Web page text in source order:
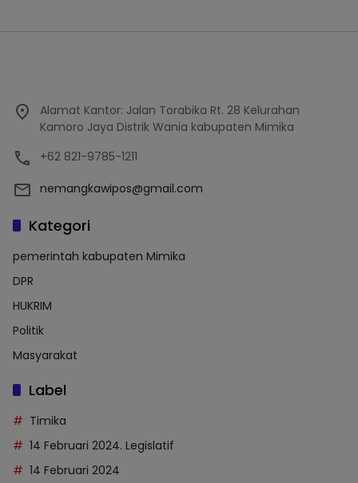
Alamat Kantor: Jalan Torabika Rt. 28 Kelurahan
Kamoro Jaya Distrik Wania kabupaten Mimika
+62 821-9785-1211
nemangkawipos@gmail.com
Kategori
pemerintah kabupaten Mimika
DPR
HUKRIM
Politik
Masyarakat
Label
Timika
14 Februari 2024. Legislatif
14 Februari 2024